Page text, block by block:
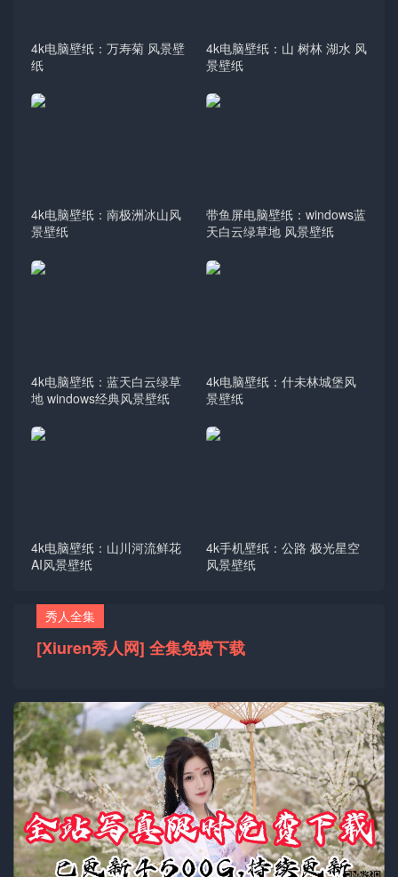
4k电脑壁纸：万寿菊 风景壁
纸
4k电脑壁纸：山 树林 湖水 风
景壁纸
4k电脑壁纸：南极洲冰山风
景壁纸
带鱼屏电脑壁纸：windows蓝
天白云绿草地 风景壁纸
4k电脑壁纸：蓝天白云绿草
地 windows经典风景壁纸
4k电脑壁纸：什未林城堡风
景壁纸
4k电脑壁纸：山川河流鲜花
AI风景壁纸
4k手机壁纸：公路 极光星空
风景壁纸
秀人全集
[Xiuren秀人网] 全集免费下载